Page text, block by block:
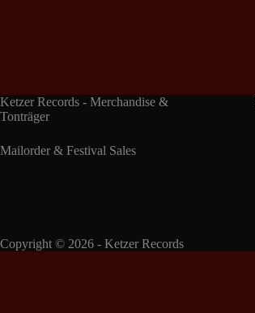
Ketzer Records - Merchandise &
Tonträger
Mailorder & Festival Sales
Copyright © 2026 - Ketzer Records